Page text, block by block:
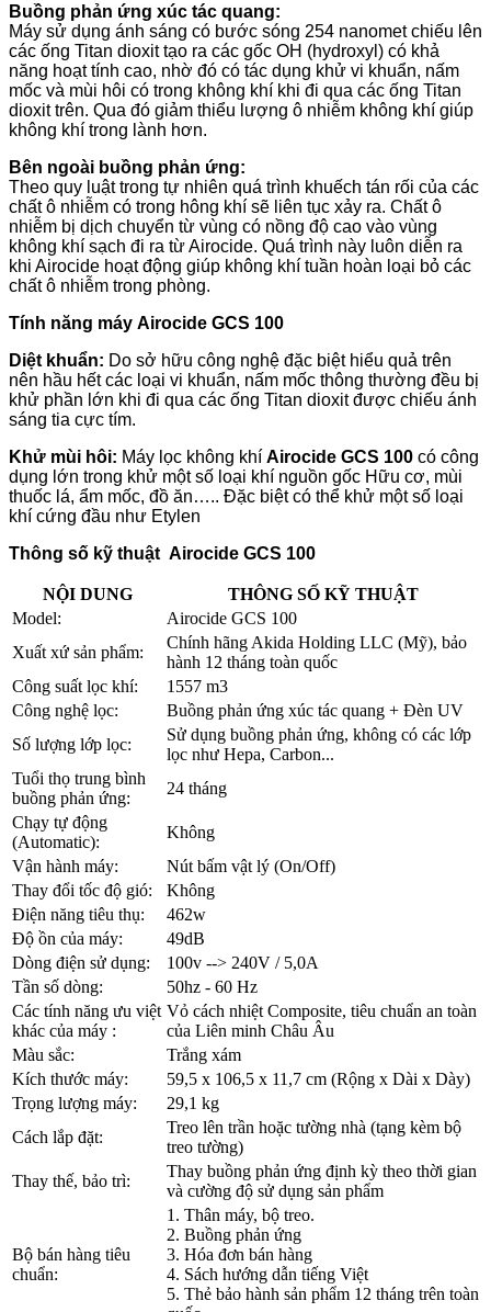
Buồng phản ứng xúc tác quang:
Máy sử dụng ánh sáng có bước sóng 254 nanomet chiếu lên
các ống Titan dioxit tạo ra các gốc OH (hydroxyl) có khả
năng hoạt tính cao, nhờ đó có tác dụng khử vi khuẩn, nấm
mốc và mùi hôi có trong không khí khi đi qua các ống Titan
dioxit trên. Qua đó giảm thiểu lượng ô nhiễm không khí giúp
không khí trong lành hơn.
Bên ngoài buồng phản ứng:
Theo quy luật trong tự nhiên quá trình khuếch tán rối của các
chất ô nhiễm có trong hông khí sẽ liên tục xảy ra. Chất ô
nhiễm bị dịch chuyển từ vùng có nồng độ cao vào vùng
không khí sạch đi ra từ Airocide. Quá trình này luôn diễn ra
khi Airocide hoạt động giúp không khí tuần hoàn loại bỏ các
chất ô nhiễm trong phòng.
Tính năng máy Airocide GCS 100
Diệt khuẩn: Do sở hữu công nghệ đặc biệt hiểu quả trên
nên hầu hết các loại vi khuẩn, nấm mốc thông thường đều bị
khử phần lớn khi đi qua các ống Titan dioxit được chiếu ánh
sáng tia cực tím.
Khử mùi hôi: Máy lọc không khí Airocide GCS 100 có công
dụng lớn trong khử một số loại khí nguồn gốc Hữu cơ, mùi
thuốc lá, ẩm mốc, đồ ăn….. Đặc biệt có thể khử một số loại
khí cứng đầu như Etylen
Thông số kỹ thuật Airocide GCS 100
NỘI DUNG
THÔNG SỐ KỸ THUẬT
Model:
Airocide GCS 100
Xuất xứ sản phẩm:
Chính hãng Akida Holding LLC (Mỹ), bảo
hành 12 tháng toàn quốc
Công suất lọc khí:
1557 m3
Công nghệ lọc:
Buồng phản ứng xúc tác quang + Đèn UV
Số lượng lớp lọc:
Sử dụng buồng phản ứng, không có các lớp
lọc như Hepa, Carbon...
Tuổi thọ trung bình
buồng phản ứng:
24 tháng
Chạy tự động
(Automatic):
Không
Vận hành máy:
Nút bấm vật lý (On/Off)
Thay đổi tốc độ gió:
Không
Điện năng tiêu thụ:
462w
Độ ồn của máy:
49dB
Dòng điện sử dụng:
100v --> 240V / 5,0A
Tần số dòng:
50hz - 60 Hz
Các tính năng ưu việt
khác của máy :
Vỏ cách nhiệt Composite, tiêu chuẩn an toàn
của Liên minh Châu Âu
Màu sắc:
Trắng xám
Kích thước máy:
59,5 x 106,5 x 11,7 cm (Rộng x Dài x Dày)
Trọng lượng máy:
29,1 kg
Cách lắp đặt:
Treo lên trần hoặc tường nhà (tạng kèm bộ
treo tường)
Thay thế, bảo trì:
Thay buồng phản ứng định kỳ theo thời gian
và cường độ sử dụng sản phẩm
Bộ bán hàng tiêu
chuẩn:
1. Thân máy, bộ treo.
2. Buồng phản ứng
3. Hóa đơn bán hàng
4. Sách hướng dẫn tiếng Việt
5. Thẻ bảo hành sản phẩm 12 tháng trên toàn